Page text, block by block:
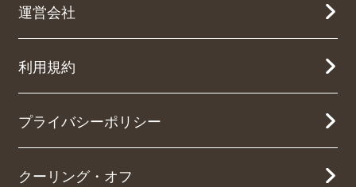
運営会社
利用規約
プライバシーポリシー
クーリング・オフ